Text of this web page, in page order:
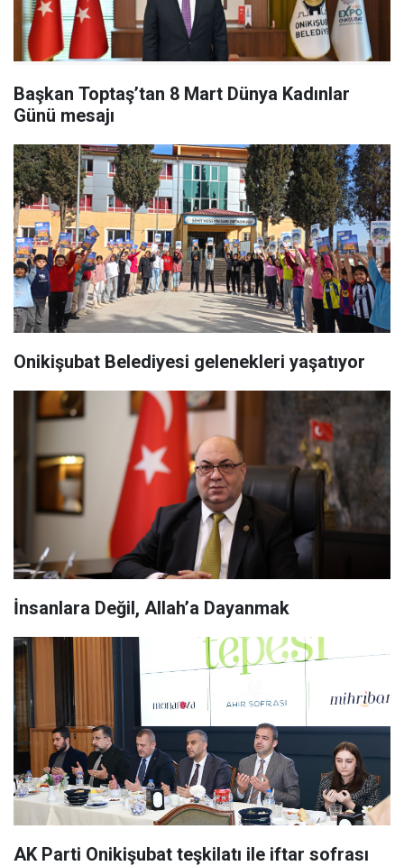
Başkan Toptaş’tan 8 Mart Dünya Kadınlar
Günü mesajı
Onikişubat Belediyesi gelenekleri yaşatıyor
İnsanlara Değil, Allah’a Dayanmak
AK Parti Onikişubat teşkilatı ile iftar sofrası